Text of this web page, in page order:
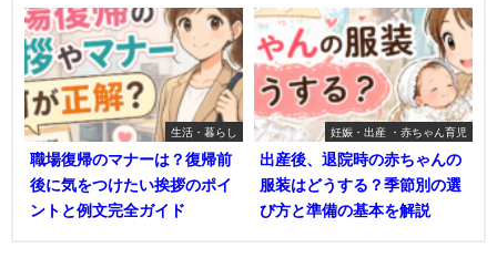
生活・暮らし
職場復帰のマナーは？復帰前
後に気をつけたい挨拶のポイ
ントと例文完全ガイド
妊娠・出産 ・赤ちゃん育児
出産後、退院時の赤ちゃんの
服装はどうする？季節別の選
び方と準備の基本を解説